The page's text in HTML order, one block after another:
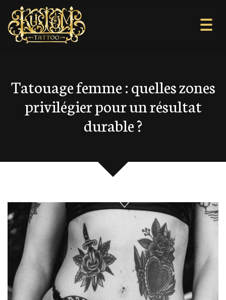
Tatouage femme : quelles zones
privilégier pour un résultat
durable ?